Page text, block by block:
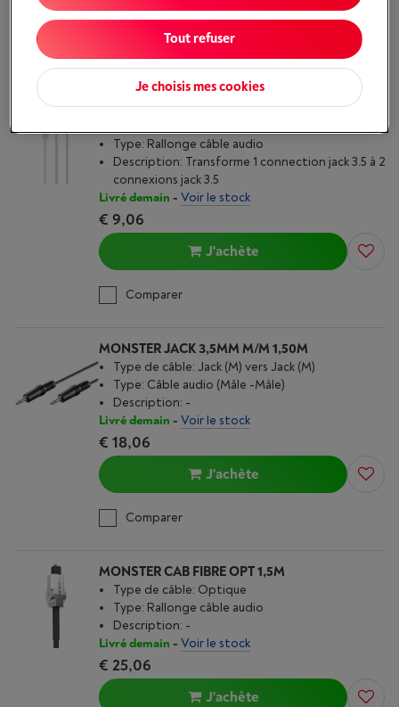
J'achète
ACCSUP AUDIO SPLITTER JACK
Type: Rallonge câble audio
Description: Transforme 1 connection jack 3.5 à 2
connexions jack 3.5
Livré demain - Voir le stock
€ 9,06
J'achète
Comparer
MONSTER JACK 3,5MM M/M 1,50M
Type de câble: Jack (M) vers Jack (M)
Type: Câble audio (Mâle -Mâle)
Description: -
Livré demain - Voir le stock
€ 18,06
J'achète
Comparer
MONSTER CAB FIBRE OPT 1,5M
Type de câble: Optique
Type: Rallonge câble audio
Description: -
Livré demain - Voir le stock
€ 25,06
J'achète
Je choisis mes cookies
Tout refuser